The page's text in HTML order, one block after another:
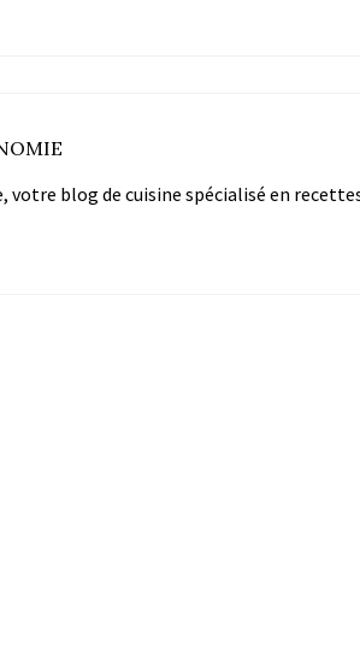
votre blog de cuisine spécialisé en